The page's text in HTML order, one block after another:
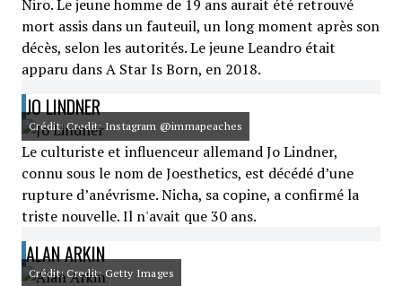
Niro. Le jeune homme de 19 ans aurait été retrouvé
mort assis dans un fauteuil, un long moment après son
décès, selon les autorités. Le jeune Leandro était
apparu dans A Star Is Born, en 2018.
JO LINDNER
Crédit: Credit: Instagram @immapeaches
Le culturiste et influenceur allemand Jo Lindner,
connu sous le nom de Joesthetics, est décédé d’une
rupture d’anévrisme. Nicha, sa copine, a confirmé la
triste nouvelle. Il n'avait que 30 ans.
ALAN ARKIN
Crédit: Credit: Getty Images